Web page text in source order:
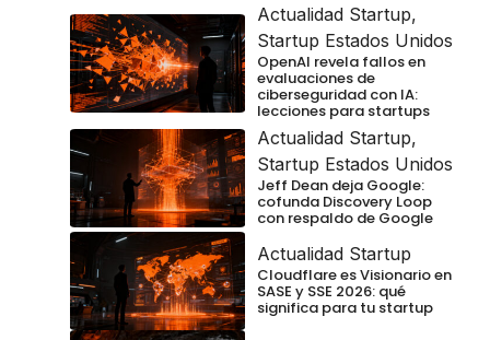
Actualidad Startup,
Startup Estados Unidos
OpenAI revela fallos en
evaluaciones de
ciberseguridad con IA:
lecciones para startups
Actualidad Startup,
Startup Estados Unidos
Jeff Dean deja Google:
cofunda Discovery Loop
con respaldo de Google
Actualidad Startup
Cloudflare es Visionario en
SASE y SSE 2026: qué
significa para tu startup